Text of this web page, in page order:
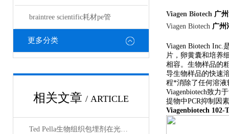
braintree scientific耗材pe管
更多分类
相关文章 / ARTICLE
Ted Pella生物组织包埋剂在光镜与电镜联用技术中的应用
Viagen Biotech 广
Viagen Biotech 广州
Viagen Biotech
片，卵黄囊和培养
相容。生物样品的
导生物样品的快速
程*消除了任何溶液
Viagenbiotech致力
提物中PCR抑制因
Viagenbiotech 102-